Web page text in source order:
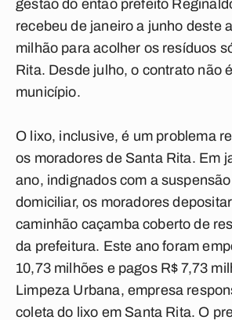
gestão do então prefeito
recebeu de janeiro a junho deste
milhão para acolher os resíduos
Rita. Desde julho, o contrato não
município.
O lixo, inclusive, é um problema
os moradores de Santa Rita. Em
ano, indignados com a
domiciliar, os moradores
caminhão caçamba coberto de
da prefeitura. Este ano foram
10,73 milhões e pagos R$ 7,73
Limpeza Urbana, empresa
coleta do lixo em Santa Rita. O